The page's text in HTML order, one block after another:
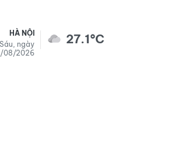
HÀ NỘI
ngày
08/2026
27.1°C